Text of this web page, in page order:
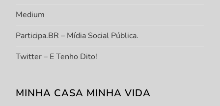
Medium
Participa.BR – Mídia Social Pública.
Twitter – E Tenho Dito!
MINHA CASA MINHA VIDA